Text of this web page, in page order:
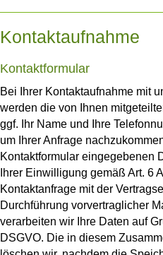
Kontaktaufnahme
Kontaktformular
Bei Ihrer Kontaktaufnahme mit
werden die von Ihnen
ggf. Ihr Name und Ihre
um Ihrer Anfrage
Kontaktformular eingegebenen
Ihrer Einwilligung gemäß Art. 6
Kontaktanfrage mit der
Durchführung vorvertraglicher
verarbeiten wir Ihre Daten auf
DSGVO. Die in diesem